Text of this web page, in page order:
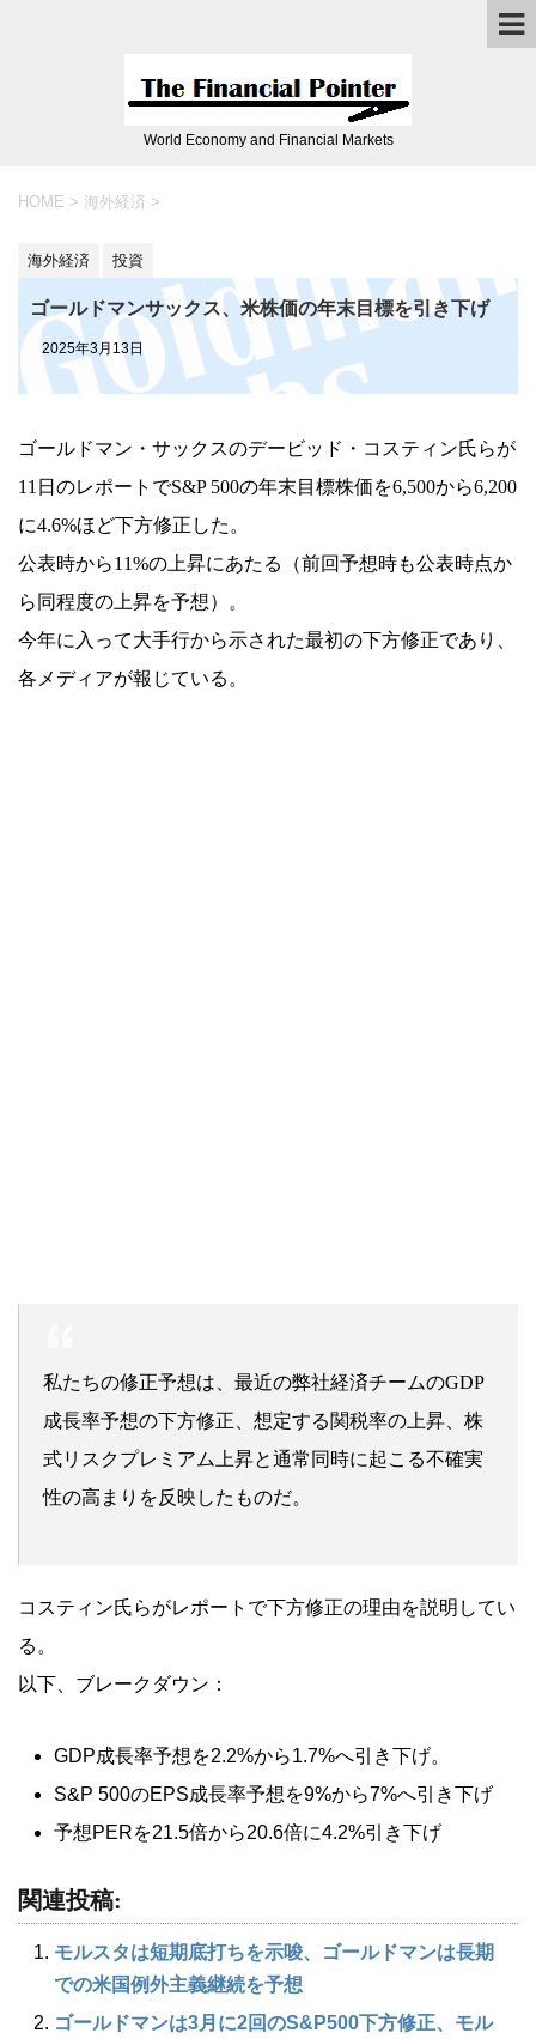
World Economy and Financial Markets
HOME > 海外経済 >
海外経済 投資
ゴールドマンサックス、米株価の年末目標を引き下げ
2025年3月13日
ゴールドマン・サックスのデービッド・コスティン氏らが
11日のレポートでS&P 500の年末目標株価を6,500から6,200
に4.6%ほど下方修正した。
公表時から11%の上昇にあたる（前回予想時も公表時点か
ら同程度の上昇を予想）。
今年に入って大手行から示された最初の下方修正であり、
各メディアが報じている。
私たちの修正予想は、最近の弊社経済チームのGDP
成長率予想の下方修正、想定する関税率の上昇、株
式リスクプレミアム上昇と通常同時に起こる不確実
性の高まりを反映したものだ。
コスティン氏らがレポートで下方修正の理由を説明してい
る。
以下、ブレークダウン：
GDP成長率予想を2.2%から1.7%へ引き下げ。
S&P 500のEPS成長率予想を9%から7%へ引き下げ
予想PERを21.5倍から20.6倍に4.2%引き下げ
関連投稿:
モルスタは短期底打ちを示唆、ゴールドマンは長期
での米国例外主義継続を予想
ゴールドマンは3月に2回のS&P500下方修正、モル